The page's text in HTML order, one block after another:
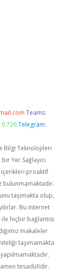
Teams:
726 Telegram:
Bilgi Teknolojileri
Yer Sağlayıcı
içerikleri proaktif
bulunmamaktadır.
taşımakta olup,
Bu internet
hiçbir bağlantısı
makaleler
taşımamakta
tesadüfidir.